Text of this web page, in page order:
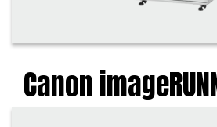
Canon